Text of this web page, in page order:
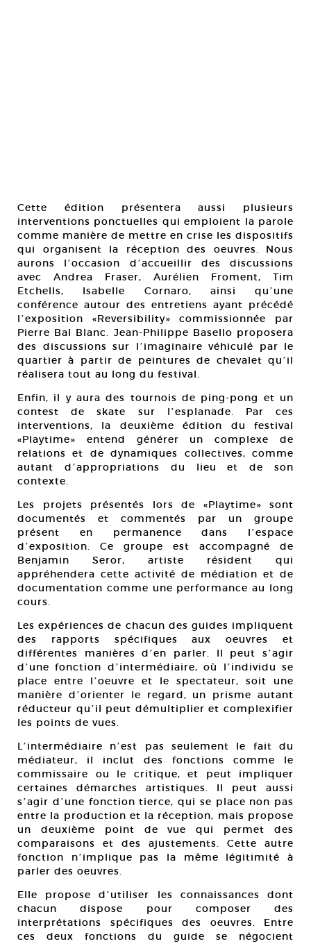
Cette édition présentera aussi plusieurs
interventions ponctuelles qui emploient la parole
comme manière de mettre en crise les dispositifs
qui organisent la réception des oeuvres. Nous
aurons lʼoccasion dʼaccueillir des discussions
avec Andrea Fraser, Aurélien Froment, Tim
Etchells, Isabelle Cornaro, ainsi quʼune
conférence autour des entretiens ayant précédé
lʼexposition «Reversibility» commissionnée par
Pierre Bal Blanc. Jean-Philippe Basello proposera
des discussions sur lʼimaginaire véhiculé par le
quartier à partir de peintures de chevalet quʼil
réalisera tout au long du festival.
Enfin, il y aura des tournois de ping-pong et un
contest de skate sur lʼesplanade. Par ces
interventions, la deuxième édition du festival
«Playtime» entend générer un complexe de
relations et de dynamiques collectives, comme
autant dʼappropriations du lieu et de son
contexte.
Les projets présentés lors de «Playtime» sont
documentés et commentés par un groupe
présent en permanence dans lʼespace
dʼexposition. Ce groupe est accompagné de
Benjamin Seror, artiste résident qui
appréhendera cette activité de médiation et de
documentation comme une performance au long
cours.
Les expériences de chacun des guides impliquent
des rapports spécifiques aux oeuvres et
différentes manières dʼen parler. Il peut sʼagir
dʼune fonction dʼintermédiaire, où lʼindividu se
place entre lʼoeuvre et le spectateur, soit une
manière dʼorienter le regard, un prisme autant
réducteur quʼil peut démultiplier et complexifier
les points de vues.
Lʼintermédiaire nʼest pas seulement le fait du
médiateur, il inclut des fonctions comme le
commissaire ou le critique, et peut impliquer
certaines démarches artistiques. Il peut aussi
sʼagir dʼune fonction tierce, qui se place non pas
entre la production et la réception, mais propose
un deuxième point de vue qui permet des
comparaisons et des ajustements. Cette autre
fonction nʼimplique pas la même légitimité à
parler des oeuvres.
Elle propose dʼutiliser les connaissances dont
chacun dispose pour composer des
interprétations spécifiques des oeuvres. Entre
ces deux fonctions du guide se négocient